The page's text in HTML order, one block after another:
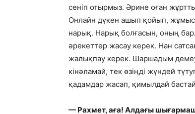
сеніп отырмыз. Әрине оған
Онлайн дүкен ашып қойып,
нарық. Нарық болғасын, оның
әрекеттер жасау керек. Нан
жалықпау керек. Шаршадым
кінәламай, тек өзіңді жүндей
қадамдар жасап, қимылдай
— Рахмет, аға! Алдағы